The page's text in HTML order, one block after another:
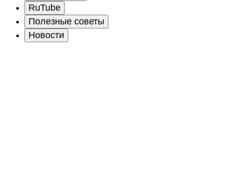
RuTube
Полезные советы
Новости